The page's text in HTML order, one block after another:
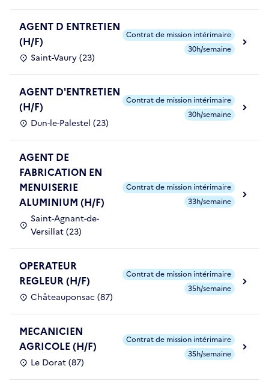
AGENT D ENTRETIEN
(H/F)
Saint-Vaury (23)
Contrat de mission intérimaire
30h/semaine
AGENT D'ENTRETIEN
(H/F)
Dun-le-Palestel (23)
Contrat de mission intérimaire
30h/semaine
AGENT DE
FABRICATION EN
MENUISERIE
ALUMINIUM (H/F)
Saint-Agnant-de-
Versillat (23)
Contrat de mission intérimaire
33h/semaine
OPERATEUR
REGLEUR (H/F)
Châteauponsac (87)
Contrat de mission intérimaire
35h/semaine
MECANICIEN
AGRICOLE (H/F)
Le Dorat (87)
Contrat de mission intérimaire
35h/semaine